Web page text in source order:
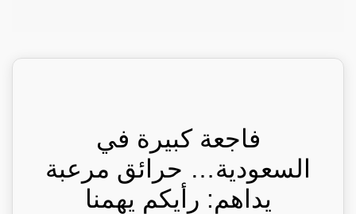
فاجعة كبيرة في
السعودية… حرائق مرعبة
يداهم: رأيكم يهمنا